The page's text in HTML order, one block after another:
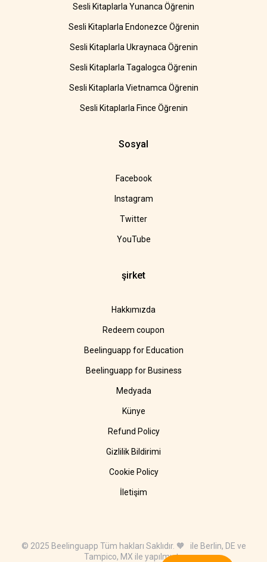
Sesli Kitaplarla Yunanca Öğrenin
Sesli Kitaplarla Endonezce Öğrenin
Sesli Kitaplarla Ukraynaca Öğrenin
Sesli Kitaplarla Tagalogca Öğrenin
Sesli Kitaplarla Vietnamca Öğrenin
Sesli Kitaplarla Fince Öğrenin
Sosyal
Facebook
Instagram
Twitter
YouTube
şirket
Hakkımızda
Redeem coupon
Beelinguapp for Education
Beelinguapp for Business
Medyada
Künye
Refund Policy
Gizlilik Bildirimi
Cookie Policy
İletişim
© 2025 Beelinguapp Tüm hakları Saklıdır. 🧡 ile Berlin, DE ve
Tampico, MX ile yapılmıştır